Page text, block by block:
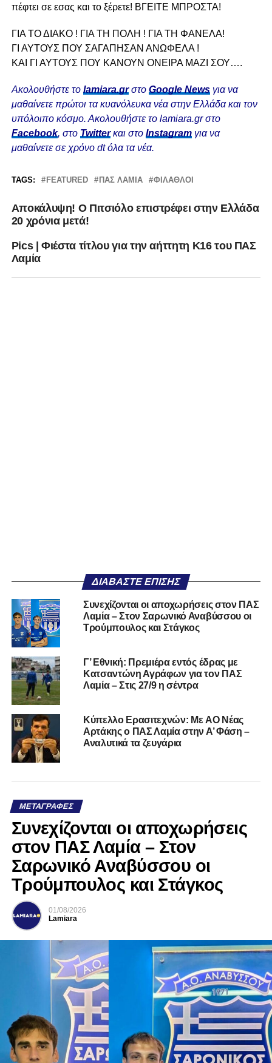
πέφτει σε εσας και το ξέρετε! ΒΓΕΙΤΕ ΜΠΡΟΣΤΑ!
ΓΙΑ ΤΟ ΔΙΑΚΟ ! ΓΙΑ ΤΗ ΠΟΛΗ ! ΓΙΑ ΤΗ ΦΑΝΕΛΑ!
ΓΙ ΑΥΤΟΥΣ ΠΟΥ ΣΑΓΑΠΗΣΑΝ ΑΝΩΦΕΛΑ !
ΚΑΙ ΓΙ ΑΥΤΟΥΣ ΠΟΥ ΚΑΝΟΥΝ ΟΝΕΙΡΑ ΜΑΖΙ ΣΟΥ….
Ακολουθήστε το lamiara.grστο Google Newsγια να
μαθαίνετε πρώτοι τα κυανόλευκα νέα στην Ελλάδα και τον
υπόλοιπο κόσμο. Ακολουθήστε το lamiara.gr στο
Facebook, στο Twitterκαι στο Instagram για να
μαθαίνετε σε χρόνο dt όλα τα νέα.
TAGS: FEATURED ΠΑΣ ΛΑΜΙΑ ΦΊΛΑΘΛΟΙ
Αποκάλυψη! Ο Πιτσιόλο επιστρέφει στην Ελλάδα
20 χρόνια μετά!
Pics | Φιέστα τίτλου για την αήττητη Κ16 του ΠΑΣ
Λαμία
ΔΙΑΒΆΣΤΕ ΕΠΊΣΗΣ
Συνεχίζονται οι αποχωρήσεις στον ΠΑΣ
Λαμία – Στον Σαρωνικό Αναβύσσου οι
Τρούμπουλος και Στάγκος
Γ’ Εθνική: Πρεμιέρα εντός έδρας με
Κατσαντώνη Αγράφων για τον ΠΑΣ
Λαμία – Στις 27/9 η σέντρα
Kύπελλο Ερασιτεχνών: Με AO Nέας
Αρτάκης ο ΠΑΣ Λαμία στην Α’ Φάση –
Αναλυτικά τα ζευγάρια
ΜΕΤΑΓΡΑΦΈΣ
Συνεχίζονται οι αποχωρήσεις
στον ΠΑΣ Λαμία – Στον
Σαρωνικό Αναβύσσου οι
Τρούμπουλος και Στάγκος
01/08/2026
Lamiara